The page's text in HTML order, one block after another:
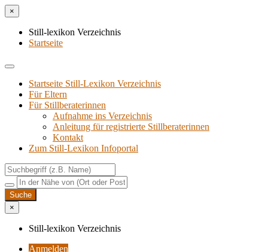
×
Still-lexikon Verzeichnis
Startseite
Startseite Still-Lexikon Verzeichnis
Für Eltern
Für Stillberaterinnen
Aufnahme ins Verzeichnis
Anlei­tung für regis­trier­te Stillberaterinnen
Kon­takt
Zum Still-Lexikon Infoportal
×
Still-lexikon Verzeichnis
Anmelden